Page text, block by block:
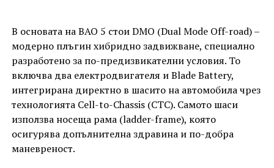
В основата на BAO 5 стои DMO (Dual Mode Off-road) –
модерно плъгин хибридно задвижване, специално
разработено за по-предизвикателни условия. То
включва два електродвигателя и Blade Battery,
интегрирана директно в шасито на автомобила чрез
технологията Cell-to-Chassis (CTC). Самото шаси
използва носеща рама (ladder-frame), която
осигурява допълнителна здравина и по-добра
маневреност.